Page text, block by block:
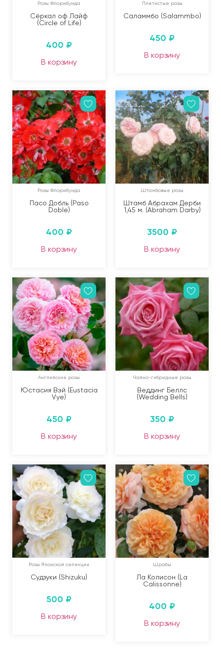
Розы Флорибунда
Сёркал оф Лайф
(Circle of Life)
400 ₽
В корзину
Плетистые розы
Саламмбо (Salammbo)
450 ₽
В корзину
Розы Флорибунда
Пасо Добль (Paso
Doble)
400 ₽
В корзину
Штамбовые розы
Штамб Абрахам Дерби
1,45 м. (Abraham Darby)
3500 ₽
В корзину
Английские розы
Юстасия Вэй (Eustacia
Vye)
450 ₽
В корзину
Чайно-гибридные розы
Веддинг Беллс
(Wedding Bells)
350 ₽
В корзину
Розы Японской селекции
Судзуки (Shizuku)
500 ₽
В корзину
Шрабы
Ла Колисон (La
Calissonne)
400 ₽
В корзину